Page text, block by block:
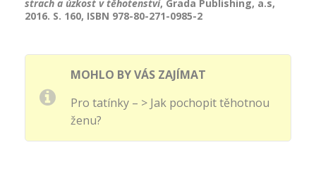
strach a úzkost v těhotenství, Grada Publishing, a.s,
2016. S. 160, ISBN 978-80-271-0985-2
MOHLO BY VÁS ZAJÍMAT
Pro tatínky – > Jak pochopit těhotnou
ženu?